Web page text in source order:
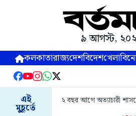
৯ আগস্ট,
কলকাতারাজ্যদেশবিদেশখেলা
এই
মুহূর্তে
২ বছর আগে অত্যাচারী